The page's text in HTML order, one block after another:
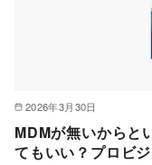
2026年3月30日
MDMが無いからと
てもいい？プロビ